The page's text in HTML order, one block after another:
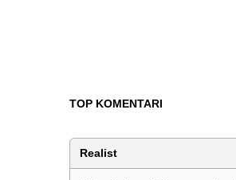
TOP KOMENTARI
Realist